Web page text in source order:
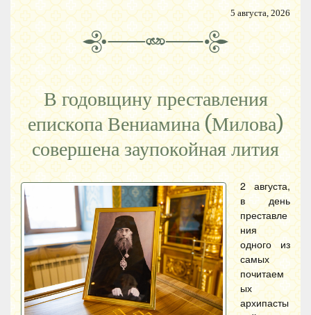
5 августа, 2026
В годовщину преставления
епископа Вениамина (Милова)
совершена заупокойная лития
2 августа,
в день
преставле
ния
одного из
самых
почитаем
ых
архипасты